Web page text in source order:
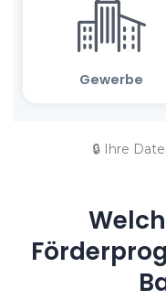
🔒 Ihre